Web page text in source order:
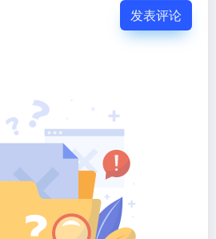
发表评论